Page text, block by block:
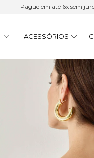
Pague em até 6x sem
ACESSÓRIOS